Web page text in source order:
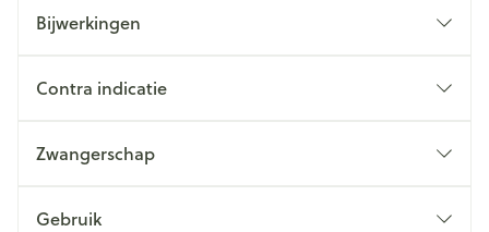
Bijwerkingen
Contra indicatie
Zwangerschap
Gebruik